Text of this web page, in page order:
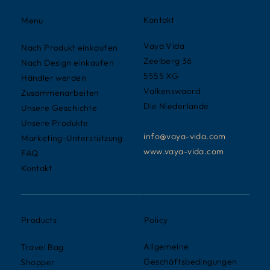
Kontakt
Vaya Vida
Zeelberg 36
5555 XG
Valkenswaard
Die Niederlande
info@vaya-vida.com
www.vaya-vida.com
Menu
Nach Produkt einkaufen
Nach Design einkaufen
Händler werden
Zusammenarbeiten
Unsere Geschichte
Unsere Produkte
Marketing-Unterstützung
FAQ
Kontakt
Products
Travel Bag
Shopper
Policy
Allgemeine
Geschäftsbedingungen